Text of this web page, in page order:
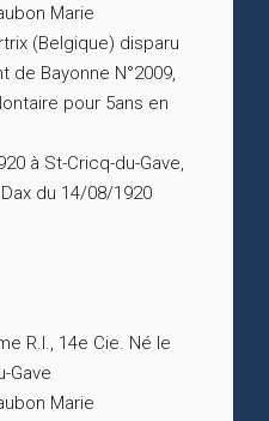
Marie
(Belgique) disparu
de Bayonne N°2009,
pour 5ans en
à St-Cricq-du-Gave,
du 14/08/1920
R.I., 14e Cie. Né le
Gave
Marie